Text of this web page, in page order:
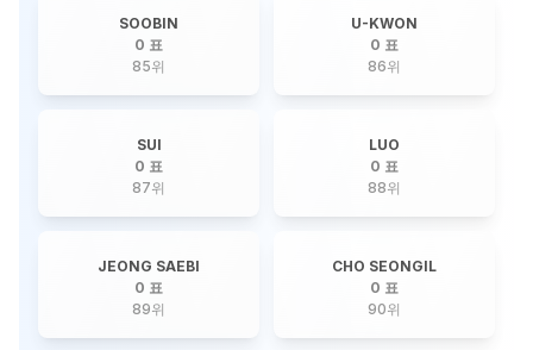
SOOBIN
0 표
85위
U-KWON
0 표
86위
SUI
0 표
87위
LUO
0 표
88위
JEONG SAEBI
0 표
89위
CHO SEONGIL
0 표
90위